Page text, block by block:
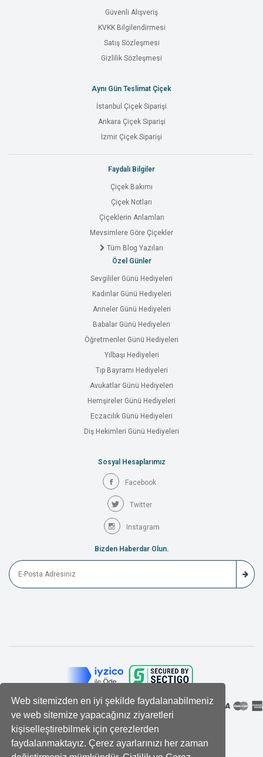
Web sitemizden en iyi şekilde faydalanabilmeniz
ve web sitemize yapacağınız ziyaretleri
kişiselleştirebilmek için çerezlerden
faydalanmaktayız. Çerez ayarlarınızı her zaman
Güvenli Alışveriş
KVKK Bilgilendirmesi
Satış Sözleşmesi
Gizlilik Sözleşmesi
Aynı Gün Teslimat Çiçek
İstanbul Çiçek Siparişi
Ankara Çiçek Siparişi
İzmir Çiçek Siparişi
Faydalı Bilgiler
Çiçek Bakımı
Çiçek Notları
Çiçeklerin Anlamları
Mevsimlere Göre Çiçekler
Tüm Blog Yazıları
Özel Günler
Sevgililer Günü Hediyeleri
Kadınlar Günü Hediyeleri
Anneler Günü Hediyeleri
Babalar Günü Hediyeleri
Öğretmenler Günü Hediyeleri
Yılbaşı Hediyeleri
Tıp Bayramı Hediyeleri
Avukatlar Günü Hediyeleri
Hemşireler Günü Hediyeleri
Eczacılık Günü Hediyeleri
Diş Hekimleri Günü Hediyeleri
Sosyal Hesaplarımız
Facebook
Twitter
Instagram
Bizden Haberdar Olun.